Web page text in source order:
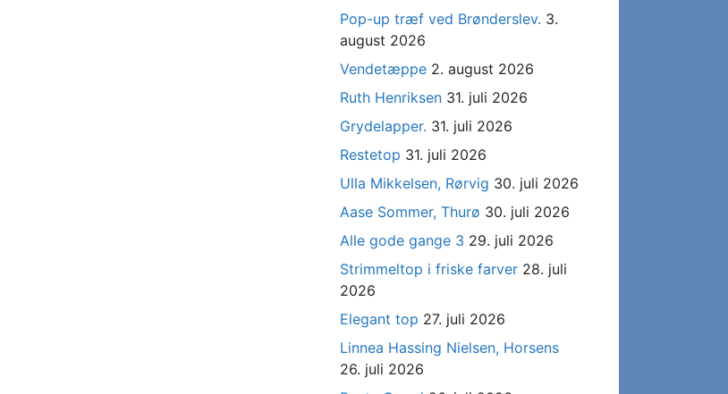
Pop-up træf ved Brønderslev. 3.
august 2026
Vendetæppe 2. august 2026
Ruth Henriksen 31. juli 2026
Grydelapper. 31. juli 2026
Restetop 31. juli 2026
Ulla Mikkelsen, Rørvig 30. juli 2026
Aase Sommer, Thurø 30. juli 2026
Alle gode gange 3 29. juli 2026
Strimmeltop i friske farver 28. juli
2026
Elegant top 27. juli 2026
Linnea Hassing Nielsen, Horsens
26. juli 2026